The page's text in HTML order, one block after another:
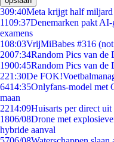
309:40Meta krijgt half miljard
1109:37Denemarken pakt
examens
108:03VrijMiBabes #316
2007:34Random Pics van de
1900:45Random Pics van de
221:30De
6414:35Onlyfans-model met
maan
2214:09Huisarts per direct
1806/08Drone met
hybride aanval